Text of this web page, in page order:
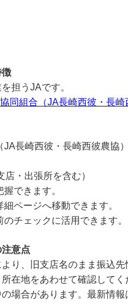
担うJAです。
同組合（JA長崎西彼・長崎
JA長崎西彼・長崎西彼農協
店・出張所を含む）
できます。
ページへ移動できます。
チェックに活用できます。
意点
り、旧支店名のまま振込
在地をあわせて確認してく
場合があります。最新情報